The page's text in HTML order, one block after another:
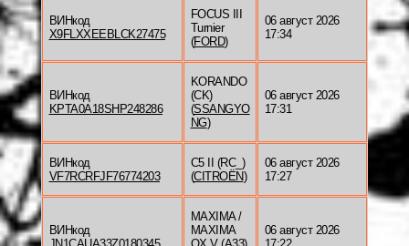
ВИНкод
X9FLXXEEBLCK27475
FOCUS III
Turnier
(FORD)
06 август 2026
17:34
ВИНкод
KPTA0A18SHP248286
KORANDO
(CK)
(SSANGYO
NG)
06 август 2026
17:31
ВИНкод
VF7RCRFJF76774203
C5 II (RC_)
(CITROËN)
06 август 2026
17:27
ВИНкод
MAXIMA /
MAXIMA
06 август 2026